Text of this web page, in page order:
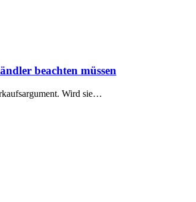
beachten müssen
Wird sie…